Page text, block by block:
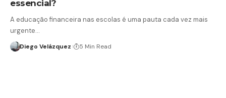
essencial?
A educação financeira nas escolas é uma pauta cada vez mais
urgente…
Diego Velázquez 5 Min Read